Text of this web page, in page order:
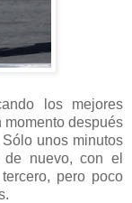
los mejores
momento después
unos minutos
nuevo, con el
pero poco